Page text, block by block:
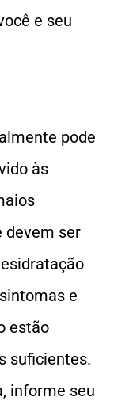
e seu
pode
às
devem ser
e
estão
suficientes.
informe seu